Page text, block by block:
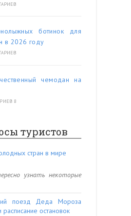
ботинок для
в 2026 году
чемодан на
8
туристов
стран в мире
узнать некоторые
поезд Деда Мороза
остановок